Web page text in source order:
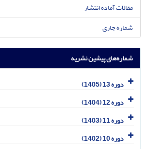
مقالات آماده انتشار
شماره جاری
شماره‌های پیشین نشریه
دوره 13 (1405)
دوره 12 (1404)
دوره 11 (1403)
دوره 10 (1402)